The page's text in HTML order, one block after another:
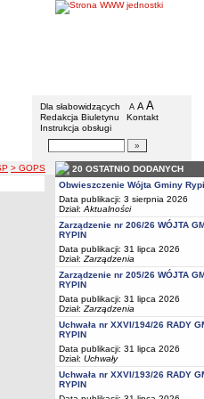
Gmina Rypin
Menu dodatkowe
Dla słabowidzących A pomniejsz czcionkę
A standardowy
A
Redakcja Biuletynu
Kontakt
Instrukcja obsługi
Wyszukiwarka artykułów
> GOPS
20 OSTATNIO DODANYCH
Obwieszczenie Wójta Gminy
Data publikacji: 3 sierpnia 2026
Dział: Aktualności
Zarządzenie nr 206/26 WÓJTA
RYPIN
Data publikacji: 31 lipca 2026
Dział: Zarządzenia
Zarządzenie nr 205/26 WÓJTA
RYPIN
Data publikacji: 31 lipca 2026
Dział: Zarządzenia
Uchwała nr XXVI/194/26 RADY
RYPIN
Data publikacji: 31 lipca 2026
Dział: Uchwały
Uchwała nr XXVI/193/26 RADY
RYPIN